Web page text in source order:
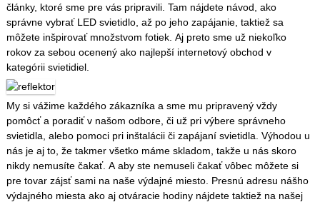
články, ktoré sme pre vás pripravili. Tam nájdete návod, ako
správne vybrať LED svietidlo, až po jeho zapájanie, taktiež sa
môžete inšpirovať množstvom fotiek. Aj preto sme už niekoľko
rokov za sebou ocenený ako najlepší internetový obchod v
kategórii svietidiel.
My si vážime každého zákazníka a sme mu pripravený vždy
pomôcť a poradiť v našom odbore, či už pri výbere správneho
svietidla, alebo pomoci pri inštalácii či zapájaní svietidla. Výhodou u
nás je aj to, že takmer všetko máme skladom, takže u nás skoro
nikdy nemusíte čakať. A aby ste nemuseli čakať vôbec môžete si
pre tovar zájsť sami na naše výdajné miesto. Presnú adresu nášho
výdajného miesta ako aj otváracie hodiny nájdete taktiež na našej